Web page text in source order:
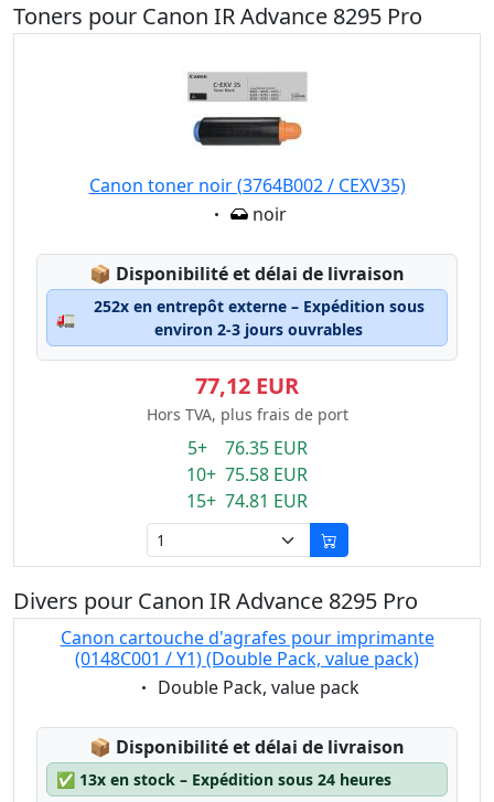
Toners pour Canon IR Advance 8295 Pro
Canon toner noir (3764B002 / CEXV35)
Eigenschaft:
noir
📦 Lagerstatus:
Disponibilité et délai de livraison
🚛
252x en entrepôt externe – Expédition sous
environ 2-3 jours ouvrables
77,12 EUR
Hors TVA, plus frais de port
5+ 76.35 EUR
10+ 75.58 EUR
15+ 74.81 EUR
Divers pour Canon IR Advance 8295 Pro
Canon cartouche d'agrafes pour imprimante
(0148C001 / Y1) (Double Pack, value pack)
Eigenschaft:
Double Pack, value pack
📦 Lagerstatus:
Disponibilité et délai de livraison
✅ 13x en stock – Expédition sous 24 heures